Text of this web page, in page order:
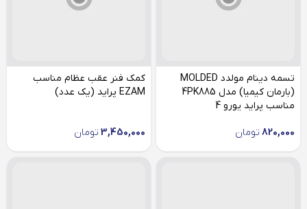
تسمه دینام مولدد MOLDED
(بارمان کیمیا) مدل 4PK885
مناسب پراید یورو 4
820,000 تومان
کمک فنر عقب عظام مناسب
EZAM پراید (یک عدد)
3,450,000 تومان